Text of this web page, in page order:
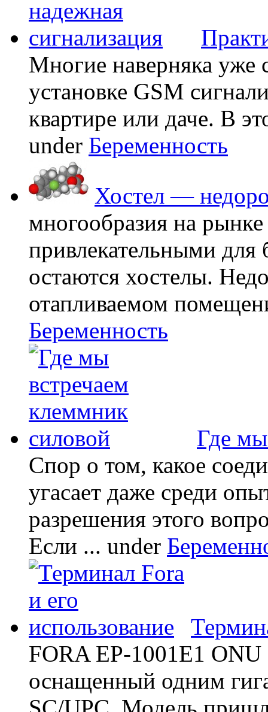
Многие наверняка уже
установке GSM
квартире или даче. В
under Беременность
Хостел —
многообразия на
привлекательными
остаются хостелы.
отапливаемом
Беременность
Где
Спор о том, какое
угасает даже среди
разрешения этого
Если ... under
FORA EP-1001E1 ONU
оснащенный одним